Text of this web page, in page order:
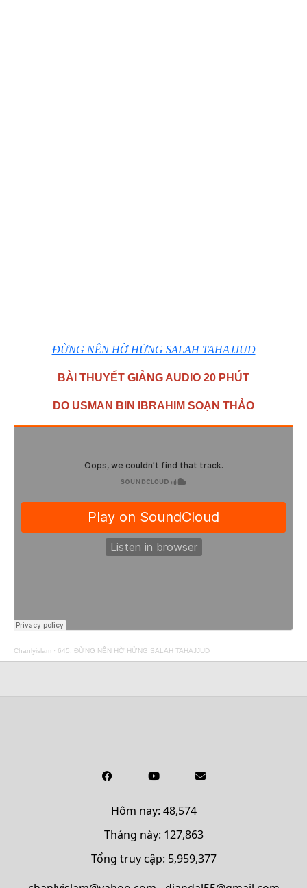
ĐỪNG NÊN HỜ HỬNG SALAH TAHAJJUD
BÀI THUYẾT GIẢNG AUDIO 20 PHÚT
DO USMAN BIN IBRAHIM SOẠN THẢO
Chanlyislam · 645. ĐỪNG NÊN HỜ HỬNG SALAH TAHAJJUD
Hôm nay: 48,574
Tháng này: 127,863
Tổng truy cập: 5,959,377